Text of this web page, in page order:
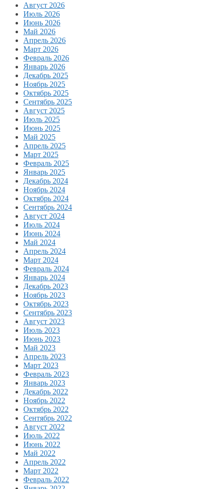
Август 2026
Июль 2026
Июнь 2026
Май 2026
Апрель 2026
Март 2026
Февраль 2026
Январь 2026
Декабрь 2025
Ноябрь 2025
Октябрь 2025
Сентябрь 2025
Август 2025
Июль 2025
Июнь 2025
Май 2025
Апрель 2025
Март 2025
Февраль 2025
Январь 2025
Декабрь 2024
Ноябрь 2024
Октябрь 2024
Сентябрь 2024
Август 2024
Июль 2024
Июнь 2024
Май 2024
Апрель 2024
Март 2024
Февраль 2024
Январь 2024
Декабрь 2023
Ноябрь 2023
Октябрь 2023
Сентябрь 2023
Август 2023
Июль 2023
Июнь 2023
Май 2023
Апрель 2023
Март 2023
Февраль 2023
Январь 2023
Декабрь 2022
Ноябрь 2022
Октябрь 2022
Сентябрь 2022
Август 2022
Июль 2022
Июнь 2022
Май 2022
Апрель 2022
Март 2022
Февраль 2022